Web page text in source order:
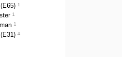
1
1
1
4